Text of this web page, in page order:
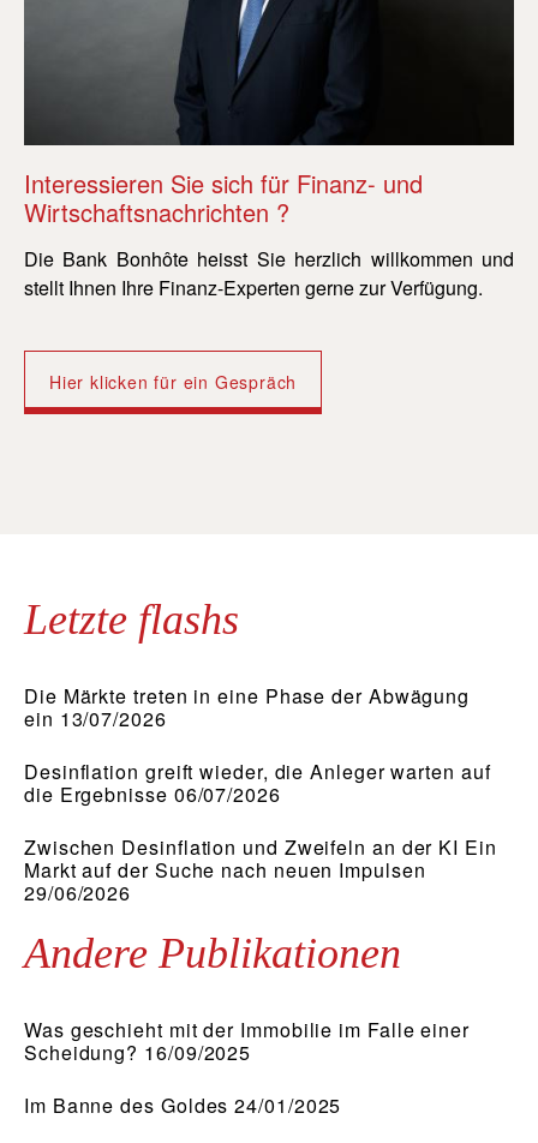
Interessieren Sie sich für Finanz- und
Wirtschaftsnachrichten ?
Die Bank Bonhôte heisst Sie herzlich willkommen und
stellt Ihnen Ihre Finanz-Experten gerne zur Verfügung.
Hier klicken für ein Gespräch
Letzte flashs
Die Märkte treten in eine Phase der Abwägung
ein 13/07/2026
Desinflation greift wieder, die Anleger warten auf
die Ergebnisse 06/07/2026
Zwischen Desinflation und Zweifeln an der KI Ein
Markt auf der Suche nach neuen Impulsen
29/06/2026
Andere Publikationen
Was geschieht mit der Immobilie im Falle einer
Scheidung? 16/09/2025
Im Banne des Goldes 24/01/2025